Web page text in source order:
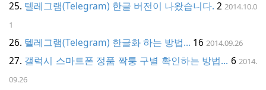
텔레그램(Telegram) 한글 버전이 나왔습니다. 2 2014.10.0
1
텔레그램(Telegram) 한글화 하는 방법... 16 2014.09.26
갤럭시 스마트폰 정품 짝퉁 구별 확인하는 방법... 62014.
09.26